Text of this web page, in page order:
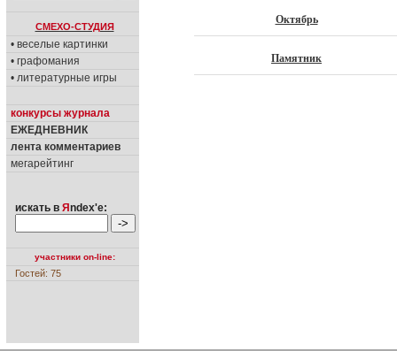
СМЕХО-СТУДИЯ
• веселые картинки
• графомания
• литературные игры
конкурсы журнала
ЕЖЕДНЕВНИК
лента комментариев
мегарейтинг
искать в Я ndex'е:
участники on-line:
Гостей: 75
Октябрь
Памятник